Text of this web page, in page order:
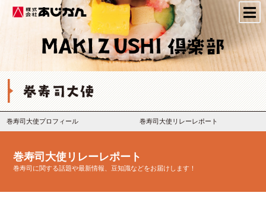
株式会社あじかん
巻寿司大使プロフィール 巻寿司大使リレーレポート
巻寿司大使リレーレポート
巻寿司に関する話題や最新情報、豆知識などをお届けします！